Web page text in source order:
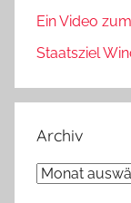
Ein Video
Staatsziel
Archiv
Archiv